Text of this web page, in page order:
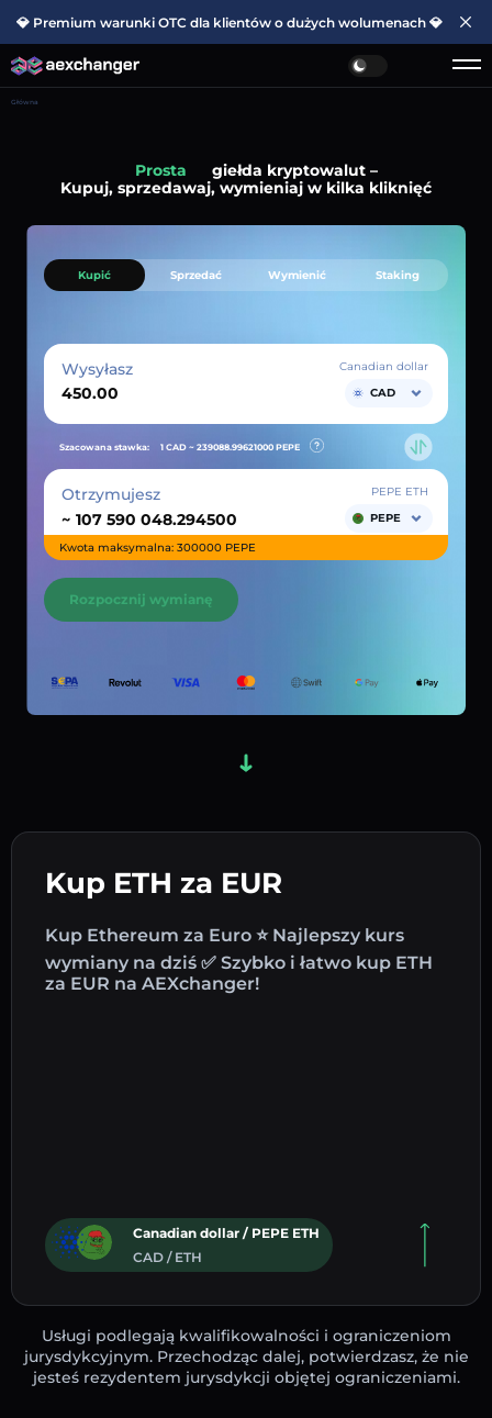
💎 Premium warunki OTC dla klientów o dużych wolumenach 💎
Główna
Prosta
giełda kryptowalut –
Kupuj, sprzedawaj, wymieniaj w kilka kliknięć
Kup ETH za EUR
Kup Ethereum za Euro ⭐ Najlepszy kurs
wymiany na dziś ✅ Szybko i łatwo kup ETH
za EUR na AEXchanger!
Canadian dollar / PEPE ETH
CAD / ETH
Kupić Sprzedać Wymienić Staking
Wysyłasz
Canadian dollar
CAD
Szacowana stawka: 1 CAD ~ 239088.99621000 PEPE
Otrzymujesz
~
PEPE ETH
PEPE
Kwota maksymalna: 300000 PEPE
Rozpocznij wymianę
Usługi podlegają kwalifikowalności i ograniczeniom
jurysdykcyjnym. Przechodząc dalej, potwierdzasz, że nie
jesteś rezydentem jurysdykcji objętej ograniczeniami.